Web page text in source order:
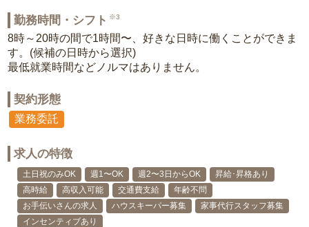
勤務時間・シフト ※3
8時～20時の間で1時間〜、好きな日時に働くことができま
す。(候補の日時から選択)
最低就業時間などノルマはありません。
契約形態
業務委託
求人の特徴
土日祝のみOK 週1〜OK 週2〜3日からOK
昇給･昇格あり
高時給
高収入可能 交通費支給
年齢不問
お手伝いさんの求人
ハウスキーパー募集
家事代行スタッフ募集
インセンティブあり